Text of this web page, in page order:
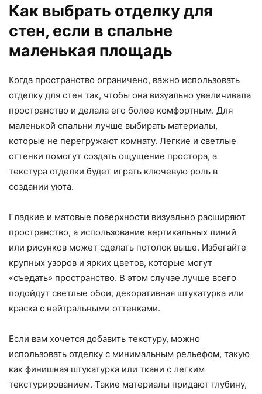
Как выбрать отделку для
стен, если в спальне
маленькая площадь
Когда пространство ограничено, важно использовать
отделку для стен так, чтобы она визуально увеличивала
пространство и делала его более комфортным. Для
маленькой спальни лучше выбирать материалы,
которые не перегружают комнату. Легкие и светлые
оттенки помогут создать ощущение простора, а
текстура отделки будет играть ключевую роль в
создании уюта.
Гладкие и матовые поверхности визуально расширяют
пространство, а использование вертикальных линий
или рисунков может сделать потолок выше. Избегайте
крупных узоров и ярких цветов, которые могут
«съедать» пространство. В этом случае лучше всего
подойдут светлые обои, декоративная штукатурка или
краска с нейтральными оттенками.
Если вам хочется добавить текстуру, можно
использовать отделку с минимальным рельефом, такую
как финишная штукатурка или ткани с легким
текстурированием. Такие материалы придают глубину,